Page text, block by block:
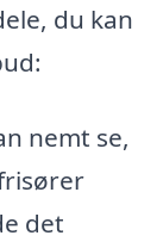
du kan
nemt se,
det